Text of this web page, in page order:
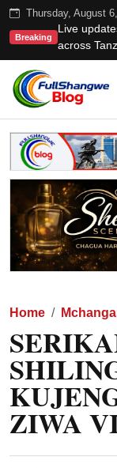
Thursday, August
Breaking
Live
across
Home
ZIWA